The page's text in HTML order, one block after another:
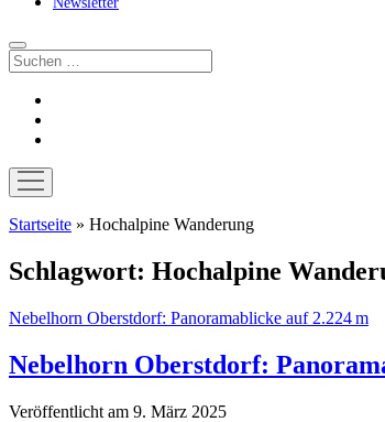
Suchen
Menü
öffnen
Startseite » Hochalpine Wanderung
Schlagwort: Hochalpine
Nebelhorn Oberstdorf: Panoramablicke auf 2.224 m
Nebelhorn Oberstdorf:
Veröffentlicht am 9. März 2025